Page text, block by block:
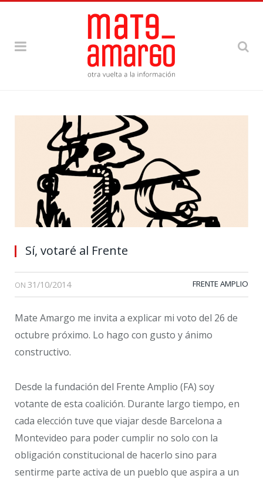
Sí, votaré al Frente
ON 31/10/2014 FRENTE AMPLIO
Mate Amargo me invita a explicar mi voto del 26 de
octubre próximo. Lo hago con gusto y ánimo
constructivo.
Desde la fundación del Frente Amplio (FA) soy
votante de esta coalición. Durante largo tiempo, en
cada elección tuve que viajar desde Barcelona a
Montevideo para poder cumplir no solo con la
obligación constitucional de hacerlo sino para
sentirme parte activa de un pueblo que aspira a un